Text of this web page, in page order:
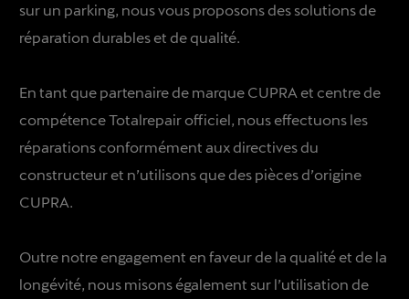
sur un parking, nous vous proposons des solutions de
réparation durables et de qualité.
En tant que partenaire de marque CUPRA et centre de
compétence Totalrepair officiel, nous effectuons les
réparations conformément aux directives du
constructeur et n’utilisons que des pièces d’origine
CUPRA.
Outre notre engagement en faveur de la qualité et de la
longévité, nous misons également sur l’utilisation de